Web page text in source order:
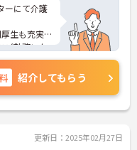
ーにて介護
生も充実
ご勤務いた
、さらに
相談くださ
紹介してもらう
更新日：2025年02月27日